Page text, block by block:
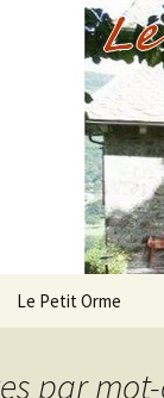
Le Petit Orme
par